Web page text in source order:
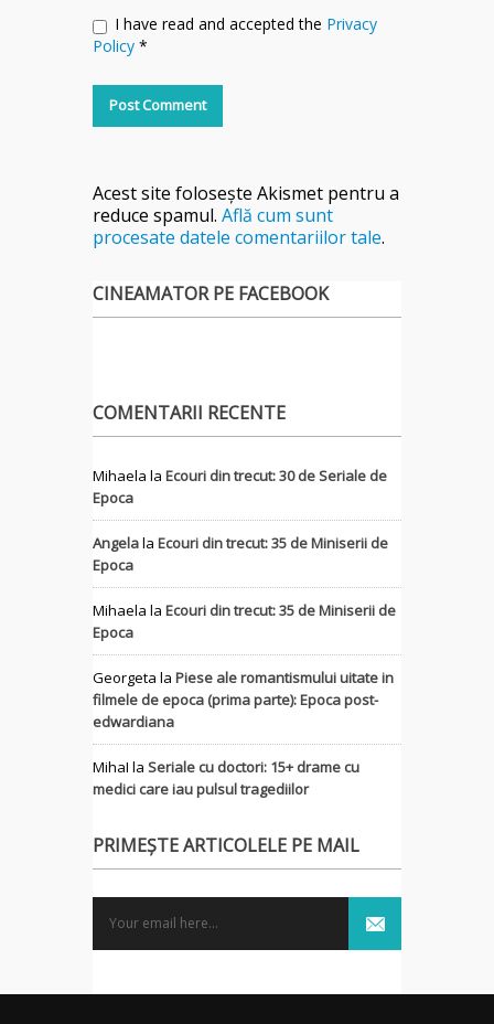
I have read and accepted the Privacy
Policy *
Acest site folosește Akismet pentru a
reduce spamul. Află cum sunt
procesate datele comentariilor tale.
CINEAMATOR PE FACEBOOK
COMENTARII RECENTE
Mihaela la Ecouri din trecut: 30 de Seriale de
Epoca
Angelala Ecouri din trecut: 35 de Miniserii de
Epoca
Mihaela la Ecouri din trecut: 35 de Miniserii de
Epoca
Georgeta la Piese ale romantismului uitate in
filmele de epoca (prima parte): Epoca post-
edwardiana
MihaI la Seriale cu doctori: 15+ drame cu
medici care iau pulsul tragediilor
PRIMEȘTE ARTICOLELE PE MAIL